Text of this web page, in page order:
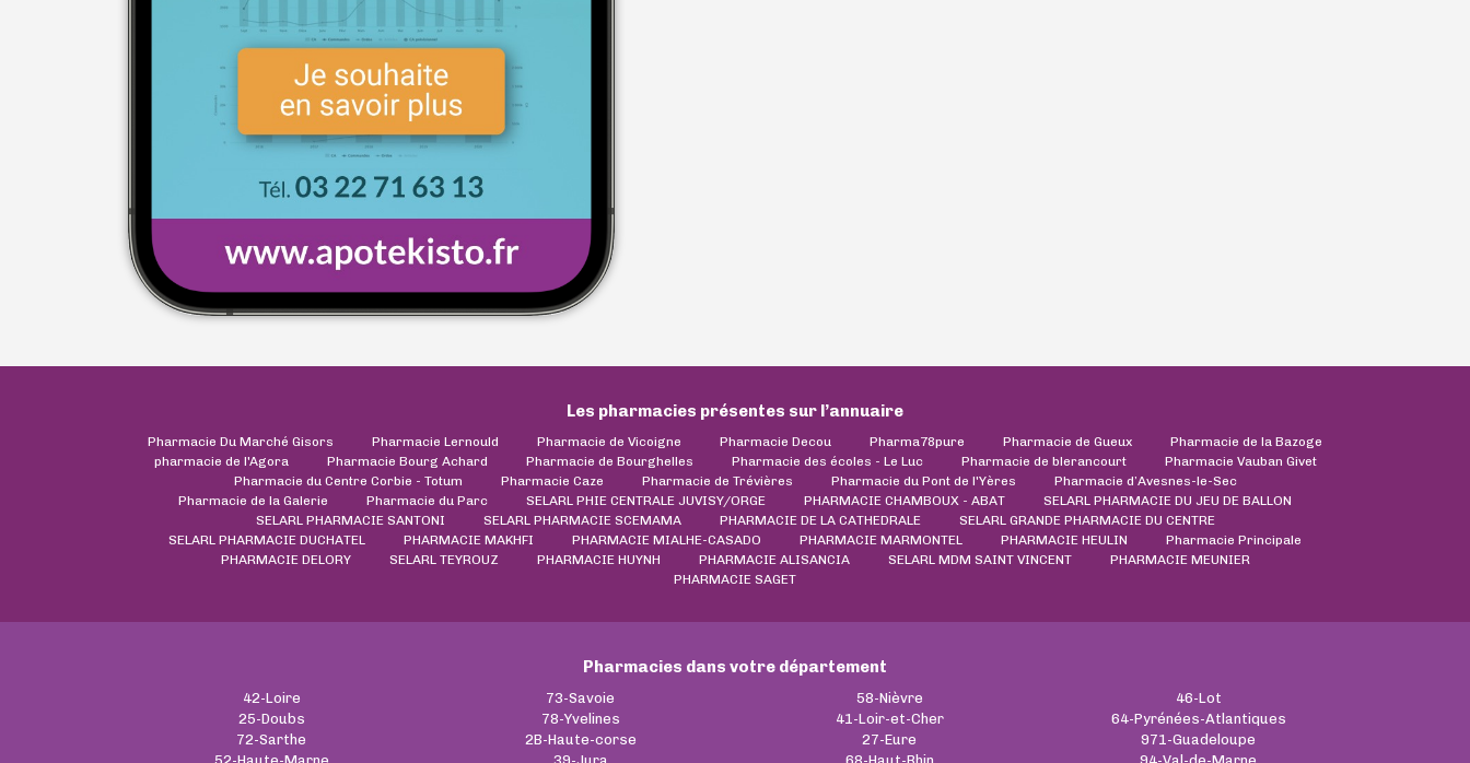
Les pharmacies présentes sur l’annuaire
Pharmacie Du Marché Gisors Pharmacie Lernould Pharmacie de Vicoigne Pharmacie Decou Pharma78pure Pharmacie de Gueux
Pharmacie de la Bazoge
pharmacie de l'Agora
Pharmacie Bourg Achard Pharmacie de Bourghelles Pharmacie des écoles - Le Luc Pharmacie de blerancourt
Pharmacie Vauban Givet
Pharmacie du Centre Corbie - Totum
Pharmacie Caze Pharmacie de Trévières Pharmacie du Pont de l'Yères
Pharmacie d’Avesnes-le-Sec
Pharmacie de la Galerie
Pharmacie du Parc SELARL PHIE CENTRALE JUVISY/ORGE PHARMACIE CHAMBOUX - ABAT
SELARL PHARMACIE DU JEU DE BALLON
SELARL PHARMACIE SANTONI
SELARL PHARMACIE SCEMAMA PHARMACIE DE LA CATHEDRALE
SELARL GRANDE PHARMACIE DU CENTRE
SELARL PHARMACIE DUCHATEL
PHARMACIE MAKHFI PHARMACIE MIALHE-CASADO PHARMACIE MARMONTEL PHARMACIE HEULIN
Pharmacie Principale
PHARMACIE DELORY
SELARL TEYROUZ PHARMACIE HUYNH PHARMACIE ALISANCIA SELARL MDM SAINT VINCENT
PHARMACIE MEUNIER
PHARMACIE SAGET
Pharmacies dans votre département
42-Loire
25-Doubs
72-Sarthe
73-Savoie
78-Yvelines
2B-Haute-corse
58-Nièvre
41-Loir-et-Cher
27-Eure
46-Lot
64-Pyrénées-Atlantiques
971-Guadeloupe